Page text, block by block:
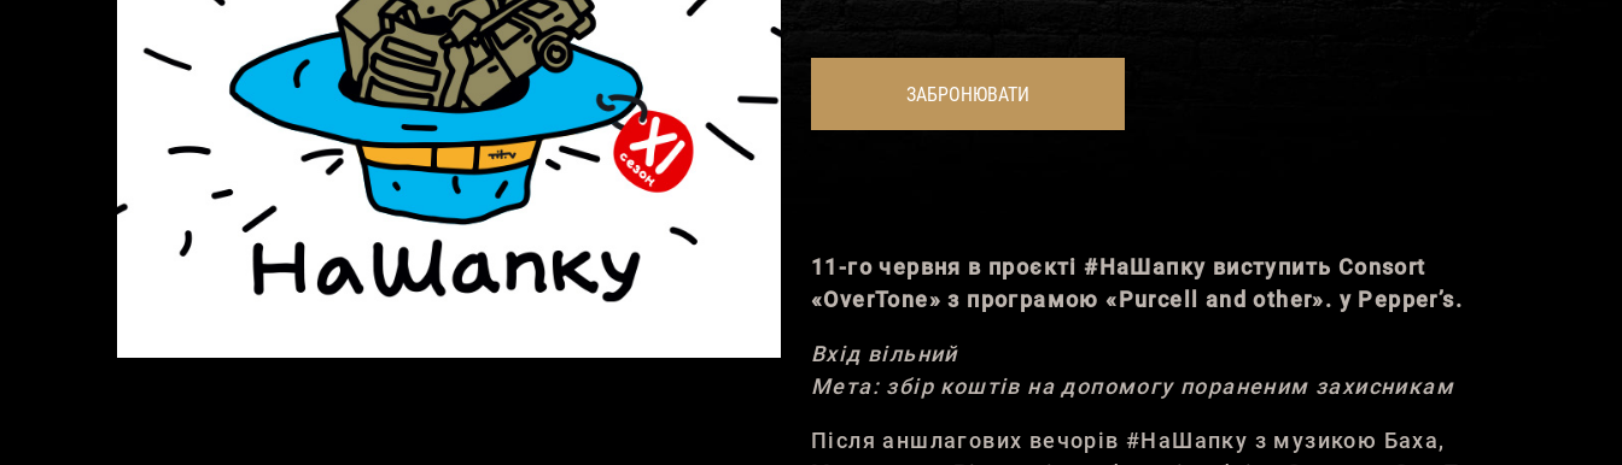
ЗАБРОНЮВАТИ
11-го червня в проєкті #НаШапку виступить Consort
«OverTone» з програмою «Purcell and other». у Pepper’s.
Вхід вільний
Мета: збір коштів на допомогу пораненим захисникам
Після аншлагових вечорів #НаШапку з музикою Баха,